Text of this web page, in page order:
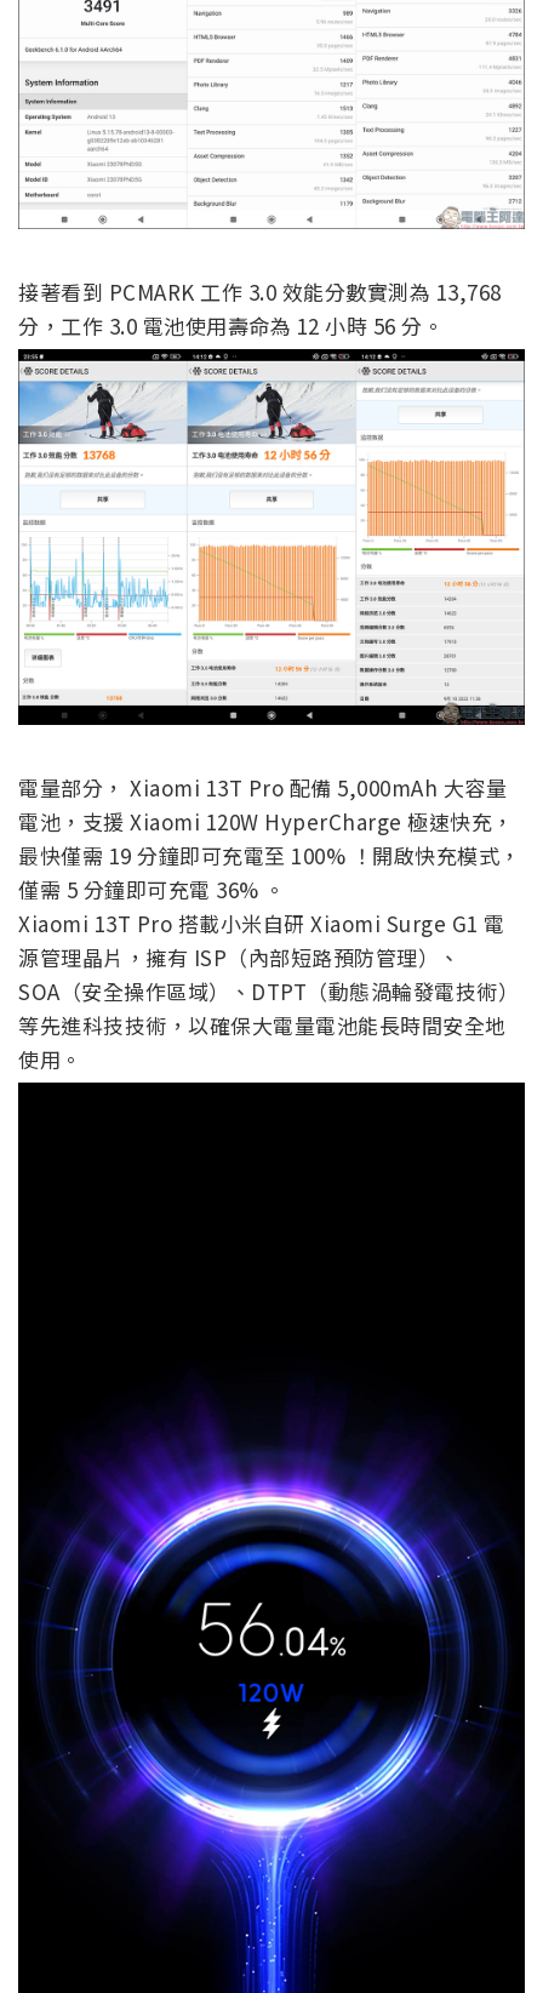
接著看到 PCMARK 工作 3.0 效能分數實測為 13,768
分，工作 3.0 電池使用壽命為 12 小時 56 分。
電量部分， Xiaomi 13T Pro 配備 5,000mAh 大容量
電池，支援 Xiaomi 120W HyperCharge 極速快充，
最快僅需 19 分鐘即可充電至 100% ！開啟快充模式，
僅需 5 分鐘即可充電 36% 。
Xiaomi 13T Pro 搭載小米自研 Xiaomi Surge G1 電
源管理晶片，擁有 ISP（內部短路預防管理）、
SOA（安全操作區域）、DTPT（動態渦輪發電技術）
等先進科技技術，以確保大電量電池能長時間安全地
使用。